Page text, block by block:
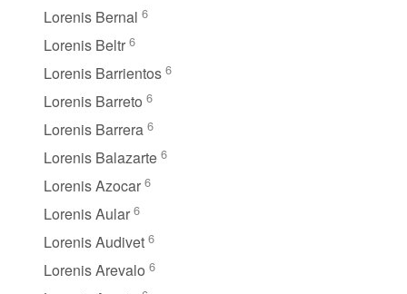
Lorenis Bernal 6
Lorenis Beltr 6
Lorenis Barrientos 6
Lorenis Barreto 6
Lorenis Barrera 6
Lorenis Balazarte 6
Lorenis Azocar 6
Lorenis Aular 6
Lorenis Audivet 6
Lorenis Arevalo 6